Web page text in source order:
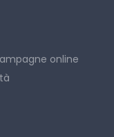
online